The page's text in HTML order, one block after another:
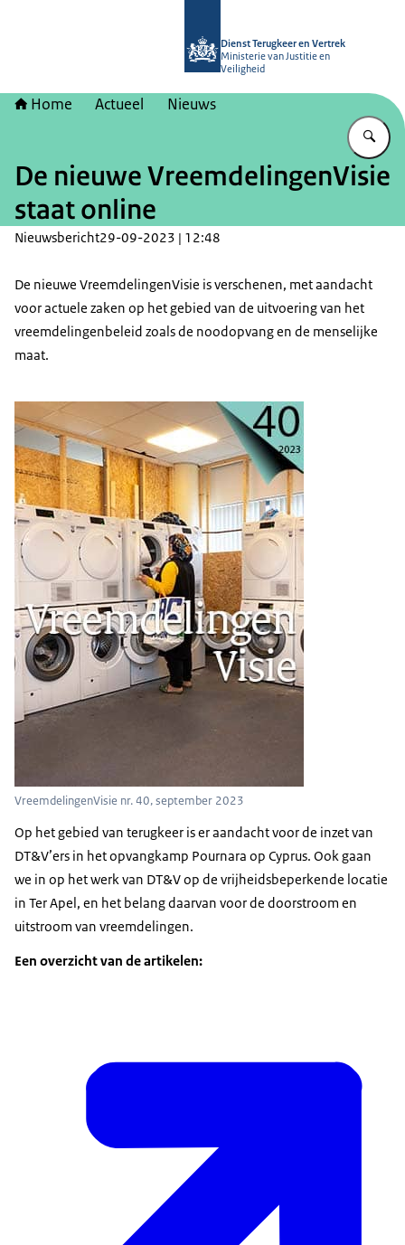
Dienst Terugkeer en Vertrek
Ministerie van Justitie en
Veiligheid
Home Actueel Nieuws
De nieuwe VreemdelingenVisie
staat online
Nieuwsbericht29-09-2023 | 12:48
De nieuwe VreemdelingenVisie is verschenen, met aandacht
voor actuele zaken op het gebied van de uitvoering van het
vreemdelingenbeleid zoals de noodopvang en de menselijke
maat.
VreemdelingenVisie nr. 40, september 2023
Op het gebied van terugkeer is er aandacht voor de inzet van
DT&V’ers in het opvangkamp Pournara op Cyprus. Ook gaan
we in op het werk van DT&V op de vrijheidsbeperkende locatie
in Ter Apel, en het belang daarvan voor de doorstroom en
uitstroom van vreemdelingen.
Een overzicht van de artikelen: